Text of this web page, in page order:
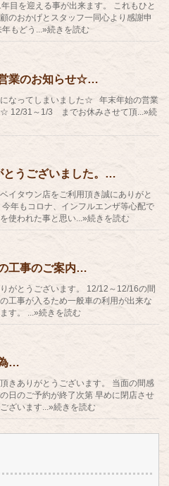
目を迎える事が出来ます。 これもひと
のおかげとスタッフ一同心より感謝申
年もどう...»続きを読む
業のお知らせ☆…
なってしまいました☆ 年末年始の営業
☆ 12/31～1/3 までお休みさせて頂...»続
とうございました。…
イタウン店をご利用頂き誠にありがと
今年もコロナ、インフルエンザ等心配で
使われた事と思い...»続きを読む
工事のご案内…
がとうございます。 12/12～12/16の間
工事が入るため一般車の利用が出来な
す。 ...»続きを読む
…
きありがとうございます。 当面の間感
日のご予約が終了次第 早めに閉店させ
ざいます...»続きを読む